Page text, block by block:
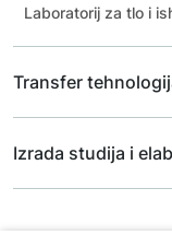
Laboratorij za tlo i
Transfer
Izrada studija i